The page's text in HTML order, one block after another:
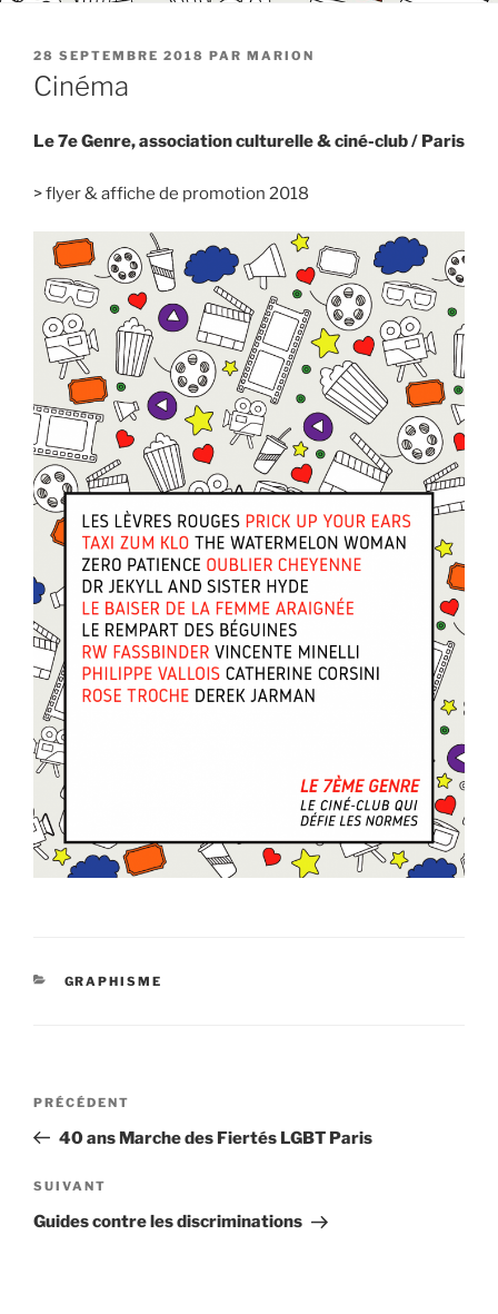
PUBLIÉ
LE
28 SEPTEMBRE 2018 PAR MARION
Cinéma
Le 7e Genre, association culturelle & ciné-club / Paris
> flyer & affiche de promotion 2018
CATÉGORIES
GRAPHISME
Navigation
l’article
Article
précédent
PRÉCÉDENT
40 ans Marche des Fiertés LGBT Paris
Article
suivant
SUIVANT
Guides contre les discriminations